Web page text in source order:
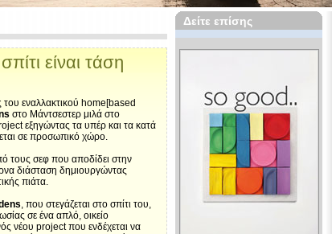
είναι τάση
του εναλλακτικού home[based
στο Μάντσεστερ μιλά στο
εξηγώντας τα υπέρ και τα κατά
σε προσωπικό χώρο.
τους σεφ που αποδίδει στην
διάσταση δημιουργώντας
πιάτα.
, που στεγάζεται στο σπίτι του,
σε ένα απλό, οικείο
νέου project που ενδέχεται να
Δείτε επίσης